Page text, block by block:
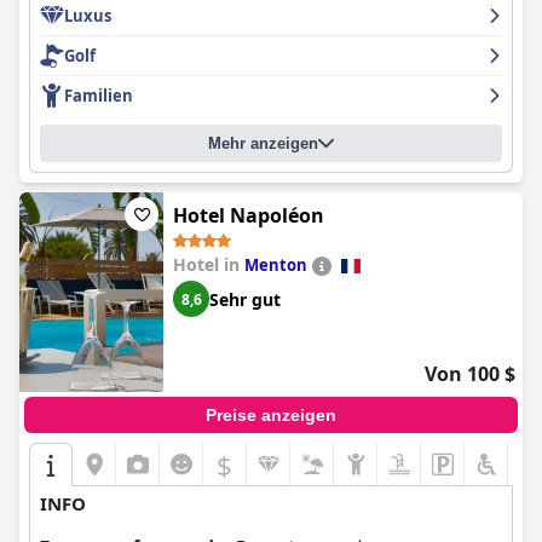
Luxus
Golf
Familien
Mehr anzeigen
Hotel Napoléon
Hotel in Menton
8,6 Sehr gut
Von 100 $
Preise anzeigen
$
INFO